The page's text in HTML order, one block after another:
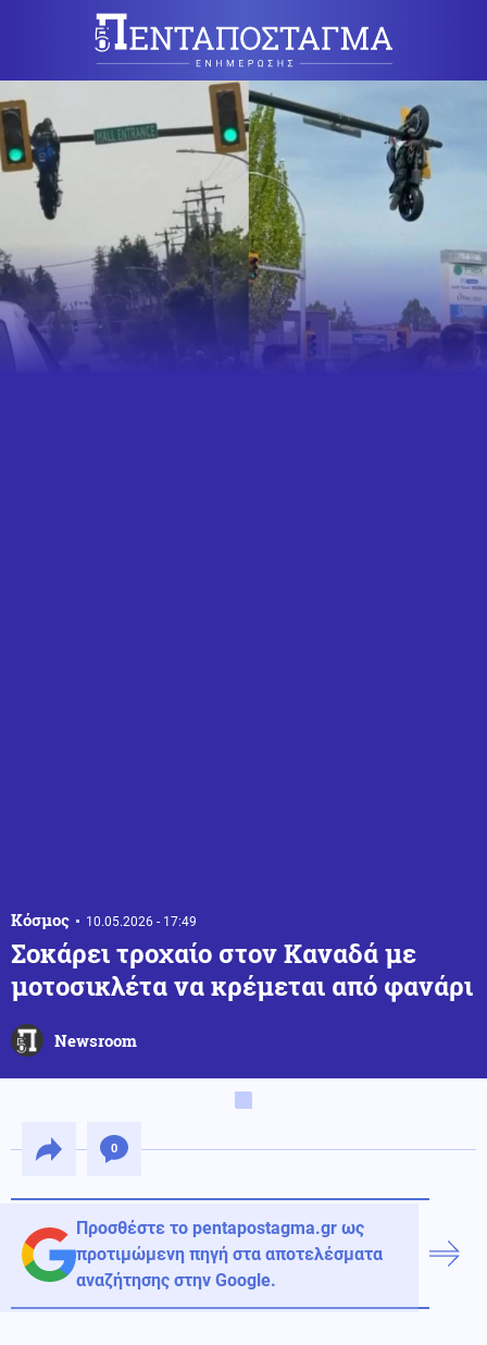
Κόσμος 10.05.2026 - 17:49
Σοκάρει τροχαίο στον Καναδά με
μοτοσικλέτα να κρέμεται από φανάρι
Newsroom
0
Προσθέστε το pentapostagma.gr ως
προτιμώμενη πηγή στα αποτελέσματα
αναζήτησης στην Google.